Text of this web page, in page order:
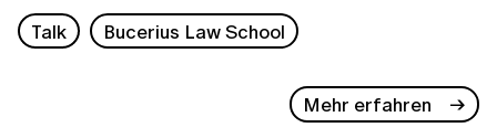
Talk Bucerius Law School
Mehr erfahren